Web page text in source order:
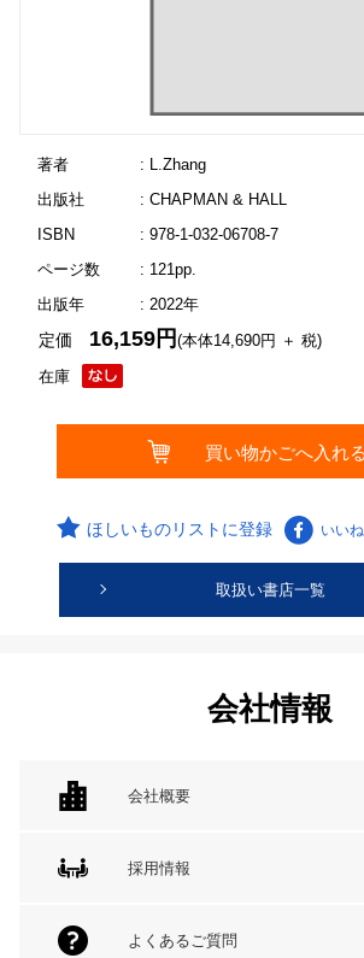
著者
: L.Zhang
出版社
: CHAPMAN & HALL
ISBN
: 978-1-032-06708-7
ページ数
: 121pp.
出版年
: 2022年
在庫
定価 16,159円(本体14,690円 ＋ 税)
ほしいものリストに登録 いいね
取扱い書店一覧
会社情報
会社概要
採用情報
よくあるご質問